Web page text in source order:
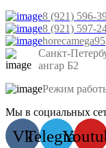
8 (921) 596-
8 (921) 597-
Санкт-
ангар Б2
Режим
Мы в социальных
VkTelegram